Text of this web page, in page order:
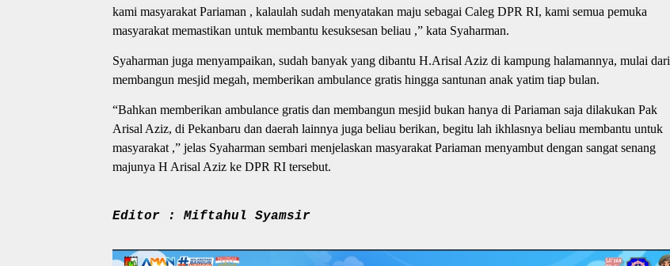
kami masyarakat Pariaman , kalaulah sudah menyatakan maju sebagai Caleg DPR RI, kami semua pemuka
masyarakat memastikan untuk membantu kesuksesan beliau ,” kata Syaharman.
Syaharman juga menyampaikan, sudah banyak yang dibantu H.Arisal Aziz di kampung halamannya, mulai dari
membangun mesjid megah, memberikan ambulance gratis hingga santunan anak yatim tiap bulan.
“Bahkan memberikan ambulance gratis dan membangun mesjid bukan hanya di Pariaman saja dilakukan Pak
Arisal Aziz, di Pekanbaru dan daerah lainnya juga beliau berikan, begitu lah ikhlasnya beliau membantu untuk
masyarakat ,” jelas Syaharman sembari menjelaskan masyarakat Pariaman menyambut dengan sangat senang
majunya H Arisal Aziz ke DPR RI tersebut.
Editor : Miftahul Syamsir